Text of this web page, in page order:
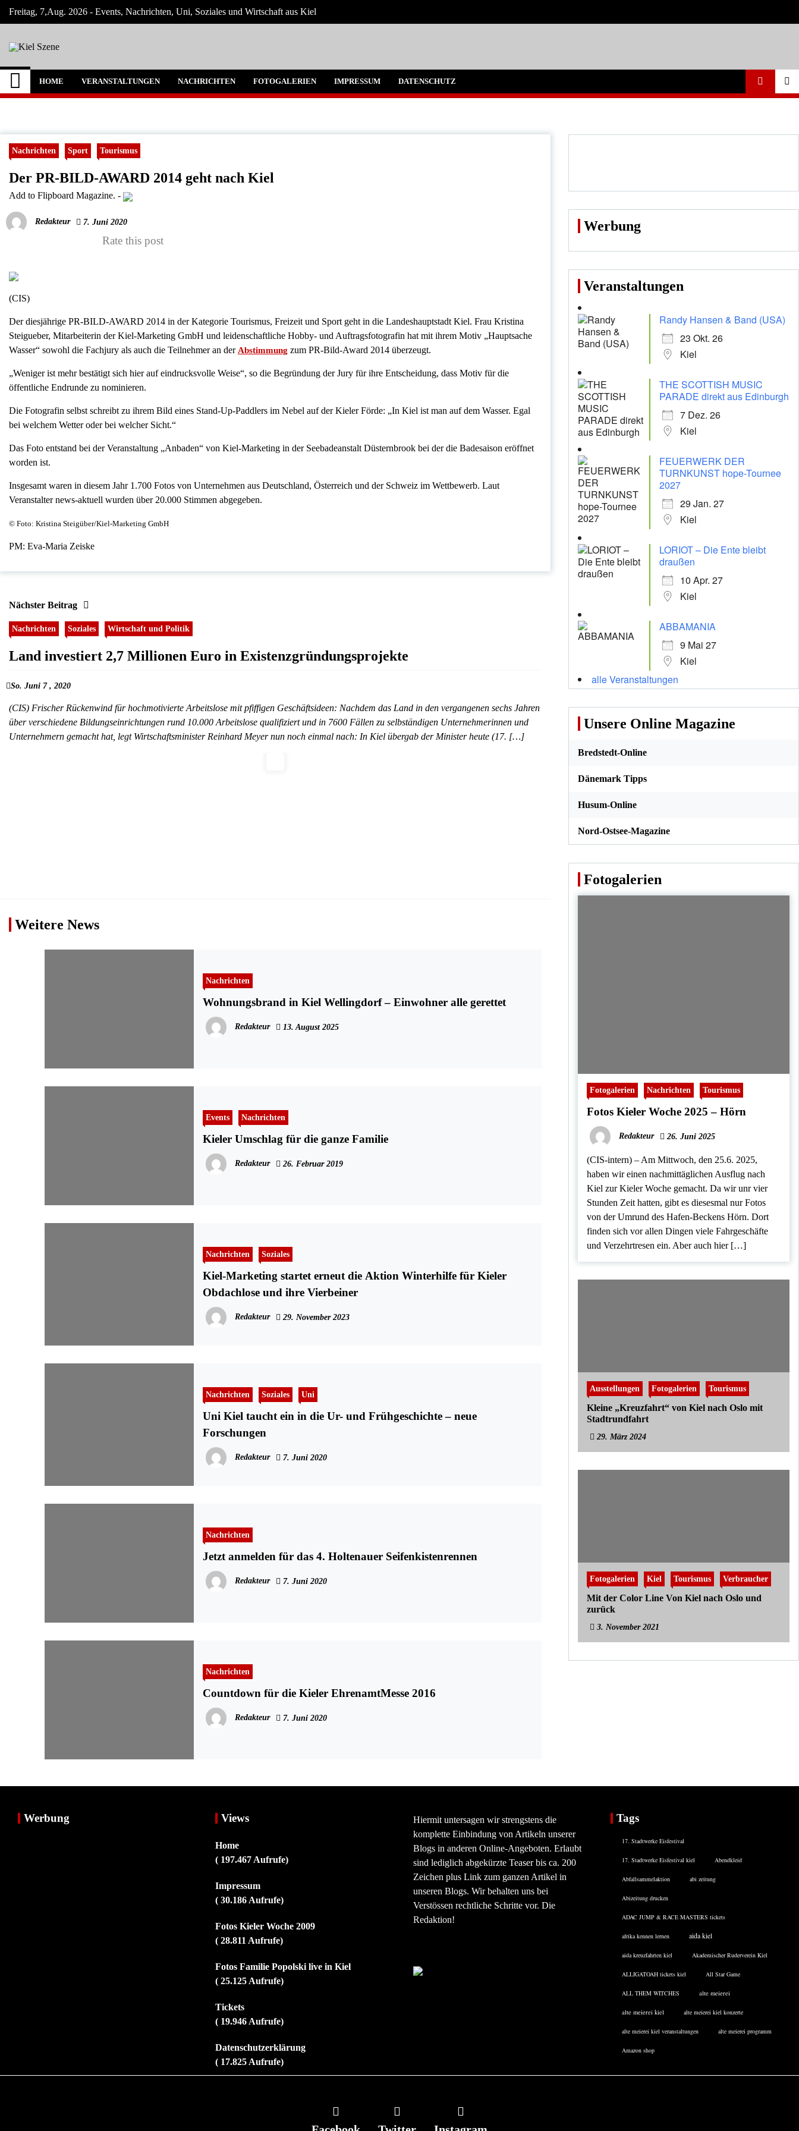
Skip
Freitag, 7,Aug. 2026 - Events, Nachrichten, Uni, Soziales und Wirtschaft aus Kiel
Kiel Szene
Neuigkeiten und Nachrichten aus Kiel und Umgebung
HOME VERANSTALTUNGEN NACHRICHTEN FOTOGALERIEN IMPRESSUM DATENSCHUTZ
Nachrichten Sport Tourismus
Der PR-BILD-AWARD 2014 geht nach Kiel
Add to Flipboard Magazine. -
Redakteur 7. Juni 2020
Rate this post
(CIS)
Der diesjährige PR-BILD-AWARD 2014 in der Kategorie Tourismus, Freizeit und Sport geht in die Landeshauptstadt Kiel. Frau Kristina
Steigueber, Mitarbeiterin der Kiel-Marketing GmbH und leidenschaftliche Hobby- und Auftragsfotografin hat mit ihrem Motiv „Hauptsache
Wasser“ sowohl die Fachjury als auch die Teilnehmer an derAbstimmung zum PR-Bild-Award 2014 überzeugt.
„Weniger ist mehr bestätigt sich hier auf eindrucksvolle Weise“, so die Begründung der Jury für ihre Entscheidung, dass Motiv für die
öffentliche Endrunde zu nominieren.
Die Fotografin selbst schreibt zu ihrem Bild eines Stand-Up-Paddlers im Nebel auf der Kieler Förde: „In Kiel ist man auf dem Wasser. Egal
bei welchem Wetter oder bei welcher Sicht.“
Das Foto entstand bei der Veranstaltung „Anbaden“ von Kiel-Marketing in der Seebadeanstalt Düsternbrook bei der die Badesaison eröffnet
worden ist.
Insgesamt waren in diesem Jahr 1.700 Fotos von Unternehmen aus Deutschland, Österreich und der Schweiz im Wettbewerb. Laut
Veranstalter news-aktuell wurden über 20.000 Stimmen abgegeben.
© Foto: Kristina Steigüber/Kiel-Marketing GmbH
PM: Eva-Maria Zeiske
Nächster Beitrag
Nachrichten Soziales Wirtschaft und Politik
Land investiert 2,7 Millionen Euro in Existenzgründungsprojekte
So. Juni 7 , 2020
(CIS) Frischer Rückenwind für hochmotivierte Arbeitslose mit pfiffigen Geschäftsideen: Nachdem das Land in den vergangenen sechs Jahren
über verschiedene Bildungseinrichtungen rund 10.000 Arbeitslose qualifiziert und in 7600 Fällen zu selbständigen Unternehmerinnen und
Unternehmern gemacht hat, legt Wirtschaftsminister Reinhard Meyer nun noch einmal nach: In Kiel übergab der Minister heute (17. […]
Weitere News
Nachrichten
Wohnungsbrand in Kiel Wellingdorf – Einwohner alle gerettet
Redakteur 13. August 2025
Events Nachrichten
Kieler Umschlag für die ganze Familie
Redakteur 26. Februar 2019
Nachrichten Soziales
Kiel-Marketing startet erneut die Aktion Winterhilfe für Kieler
Obdachlose und ihre Vierbeiner
Redakteur 29. November 2023
Nachrichten Soziales Uni
Uni Kiel taucht ein in die Ur- und Frühgeschichte – neue
Forschungen
Redakteur 7. Juni 2020
Nachrichten
Jetzt anmelden für das 4. Holtenauer Seifenkistenrennen
Redakteur 7. Juni 2020
Nachrichten
Countdown für die Kieler EhrenamtMesse 2016
Redakteur 7. Juni 2020
Werbung
Veranstaltungen
Randy Hansen & Band (USA)
23 Okt. 26
Kiel
THE SCOTTISH MUSIC
PARADE direkt aus Edinburgh
7 Dez. 26
Kiel
FEUERWERK DER
TURNKUNST hope-Tournee
2027
29 Jan. 27
Kiel
LORIOT – Die Ente bleibt
draußen
10 Apr. 27
Kiel
ABBAMANIA
9 Mai 27
Kiel
alle Veranstaltungen
Unsere Online Magazine
Bredstedt-Online
Dänemark Tipps
Husum-Online
Nord-Ostsee-Magazine
Fotogalerien
Fotogalerien Nachrichten Tourismus
Fotos Kieler Woche 2025 – Hörn
Redakteur 26. Juni 2025
(CIS-intern) – Am Mittwoch, den 25.6. 2025,
haben wir einen nachmittäglichen Ausflug nach
Kiel zur Kieler Woche gemacht. Da wir unr vier
Stunden Zeit hatten, gibt es diesesmal nur Fotos
von der Umrund des Hafen-Beckens Hörn. Dort
finden sich vor allen Dingen viele Fahrgeschäfte
und Verzehrtresen ein. Aber auch hier […]
Ausstellungen Fotogalerien Tourismus
Kleine „Kreuzfahrt“ von Kiel nach Oslo mit
Stadtrundfahrt
29. März 2024
Fotogalerien Kiel Tourismus Verbraucher
Mit der Color Line Von Kiel nach Oslo und
zurück
3. November 2021
Werbung Views
Home
( 197.467 Aufrufe)
Impressum
( 30.186 Aufrufe)
Fotos Kieler Woche 2009
( 28.811 Aufrufe)
Fotos Familie Popolski live in Kiel
( 25.125 Aufrufe)
Tickets
( 19.946 Aufrufe)
Datenschutzerklärung
( 17.825 Aufrufe)
Hiermit untersagen wir strengstens die
komplette Einbindung von Artikeln unserer
Blogs in anderen Online-Angeboten. Erlaubt
sind lediglich abgekürzte Teaser bis ca. 200
Zeichen plus Link zum ganzen Artikel in
unseren Blogs. Wir behalten uns bei
Verstössen rechtliche Schritte vor. Die
Redaktion!
Tags
17. Stadtwerke Eisfestival
17. Stadtwerke Eisfestival kiel Abendkleid
Abfallsammelaktion abi zeitung
Abizeitung drucken
ADAC JUMP & RACE MASTERS tickets
afrika kennen lernen aida kiel
aida kreuzfahrten kiel Akademischer Ruderverein Kiel
ALLIGATOAH tickets kiel All Star Game
ALL THEM WITCHES alte meierei
alte meierei kiel alte meierei kiel konzerte
alte meierei kiel veranstaltungen alte meierei programm
Amazon shop